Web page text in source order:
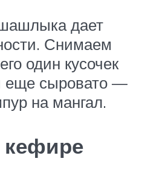
дает
Снимаем
один кусочек
еще сыровато —
на мангал.